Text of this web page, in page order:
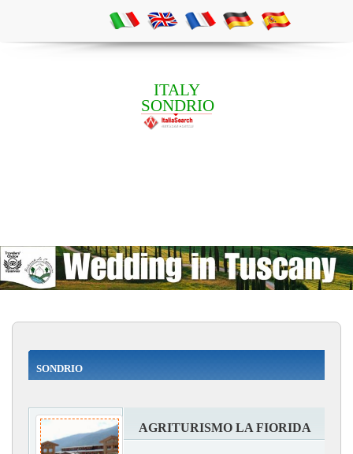
ITALY
SONDRIO
SONDRIO
AGRITURISMO LA FIORIDA